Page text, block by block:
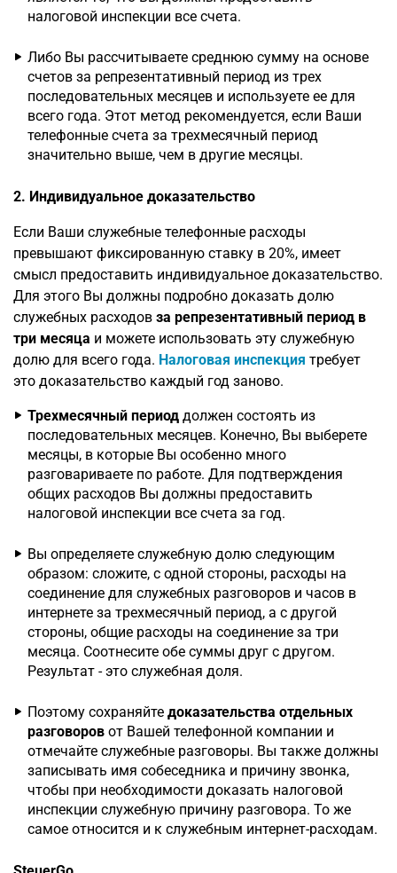
налоговой инспекции все счета.
Либо Вы рассчитываете среднюю сумму на основе
счетов за репрезентативный период из трех
последовательных месяцев и используете ее для
всего года. Этот метод рекомендуется, если Ваши
телефонные счета за трехмесячный период
значительно выше, чем в другие месяцы.
2. Индивидуальное доказательство
Если Ваши служебные телефонные расходы
превышают фиксированную ставку в 20%, имеет
смысл предоставить индивидуальное доказательство.
Для этого Вы должны подробно доказать долю
служебных расходов за репрезентативный период в
три месяца и можете использовать эту служебную
долю для всего года. Налоговая инспекция требует
это доказательство каждый год заново.
Трехмесячный период должен состоять из
последовательных месяцев. Конечно, Вы выберете
месяцы, в которые Вы особенно много
разговариваете по работе. Для подтверждения
общих расходов Вы должны предоставить
налоговой инспекции все счета за год.
Вы определяете служебную долю следующим
образом: сложите, с одной стороны, расходы на
соединение для служебных разговоров и часов в
интернете за трехмесячный период, а с другой
стороны, общие расходы на соединение за три
месяца. Соотнесите обе суммы друг с другом.
Результат - это служебная доля.
Поэтому сохраняйте доказательства отдельных
разговоров от Вашей телефонной компании и
отмечайте служебные разговоры. Вы также должны
записывать имя собеседника и причину звонка,
чтобы при необходимости доказать налоговой
инспекции служебную причину разговора. То же
самое относится и к служебным интернет-расходам.